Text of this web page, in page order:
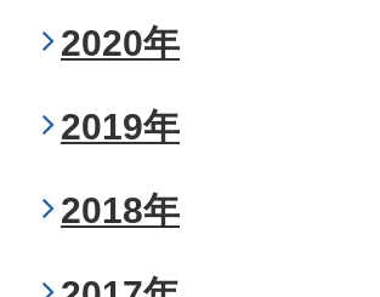
2020年
2019年
2018年